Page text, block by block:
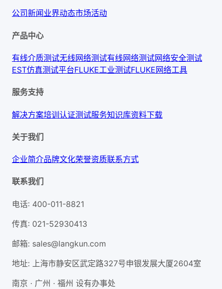
公司新闻业界动态市场活动
产品中心
有线介质测试无线网络测试有线网络测试网络安全测试
EST仿真测试平台FLUKE工业测试FLUKE网络工具
服务支持
解决方案培训认证测试服务知识库资料下载
关于我们
企业简介品牌文化荣誉资质联系方式
联系我们
电话: 400-011-8821
传真: 021-52930413
邮箱: sales@langkun.com
地址:
上海市静安区武定路327号申银发展大厦2604室
南京 · 广州 · 福州 设有办事处